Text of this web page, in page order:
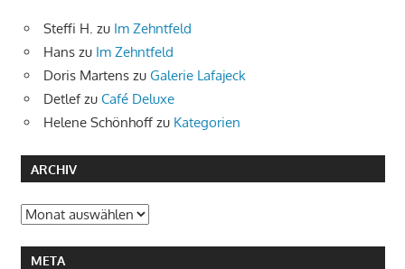
Steffi H. zu Im Zehntfeld
Hans zu Im Zehntfeld
Doris Martens zu Galerie Lafajeck
Detlefzu Café Deluxe
Helene Schönhoff zu Kategorien
ARCHIV
Archiv
META